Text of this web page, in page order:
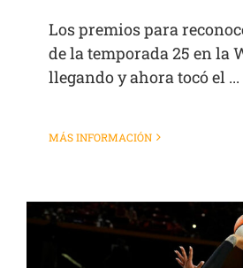
Los premios para
de la temporada 25 en la
llegando y ahora tocó el ...
MÁS INFORMACIÓN